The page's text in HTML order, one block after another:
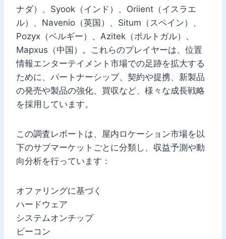
ナダ）、Syook（インド）、Oriient（イスラエ
ル）、Navenio（英国）、Situm（スペイン）、
Pozyx（ベルギー）、Azitek（ポルトガル）、
Mapxus（中国）。これらのプレイヤーは、位置
情報エンターテイメント市場での足跡を拡大する
ために、パートナーシップ、契約や提携、新製品
の発売や製品の強化、買収など、様々な成長戦略
を採用しています。
この調査レポートは、屋内ロケーション市場を以
下のサブマーケットごとに分類し、収益予測や動
向分析を行っています：
オファリングに基づく
ハードウェア
システムオンチップ
ビーコン